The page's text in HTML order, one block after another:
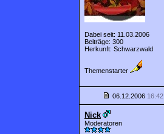
Dabei seit: 11.03.2006
Beiträge: 300
Herkunft: Schwarzwald
Themenstarter
06.12.2006 16:42
Nick
Moderatoren